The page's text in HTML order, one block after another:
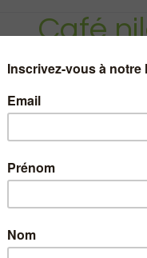
Café
21 juin 2017
Alain Perez,
sur le thème